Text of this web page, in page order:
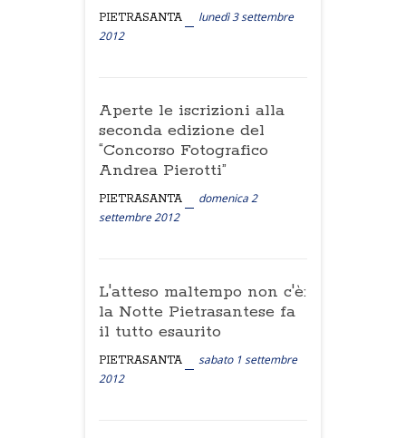
PIETRASANTA
lunedì 3 settembre
2012
Aperte le iscrizioni alla
seconda edizione del
“Concorso Fotografico
Andrea Pierotti”
PIETRASANTA
domenica 2
settembre 2012
L'atteso maltempo non c'è:
la Notte Pietrasantese fa
il tutto esaurito
PIETRASANTA
sabato 1 settembre
2012